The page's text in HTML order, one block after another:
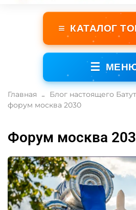
≡ КАТАЛОГ
☰
Главная
Блог настоящего
форум москва 2030
форум москва